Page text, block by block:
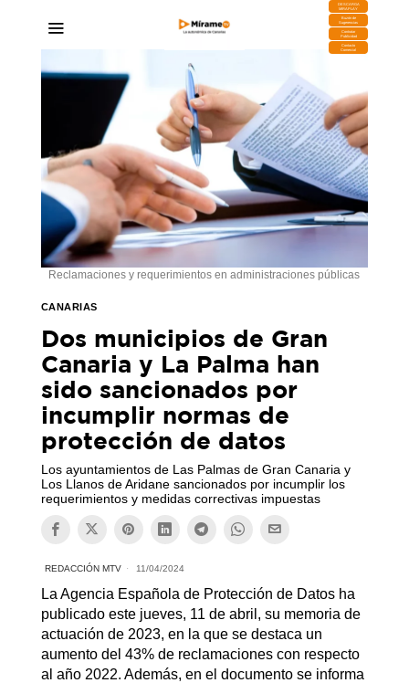
DESCARGA
MIRAPLAY
Buzón de
Sugerencias
Contratar
Publicidad
Contacto
Comercial
Reclamaciones y requerimientos en administraciones públicas
CANARIAS
Dos municipios de Gran
Canaria y La Palma han
sido sancionados por
incumplir normas de
protección de datos
Los ayuntamientos de Las Palmas de Gran Canaria y
Los Llanos de Aridane sancionados por incumplir los
requerimientos y medidas correctivas impuestas
REDACCIÓN MTV 11/04/2024
La Agencia Española de Protección de Datos ha
publicado este jueves, 11 de abril, su memoria de
actuación de 2023, en la que se destaca un
aumento del 43% de reclamaciones con respecto
al año 2022. Además, en el documento se informa